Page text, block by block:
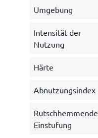
Umgebung
Intensität der
Nutzung
Härte
Abnutzungsindex
Rutschhemmende
Einstufung